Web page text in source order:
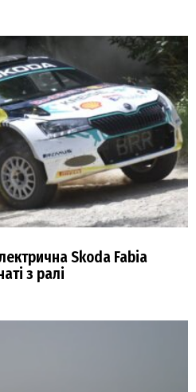
Skoda Fabia
з ралі